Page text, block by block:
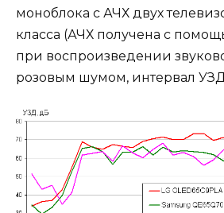
моноблока с АЧХ двух
класса (АЧХ получена с
при воспроизведении
розовым шумом, интервал УЗД